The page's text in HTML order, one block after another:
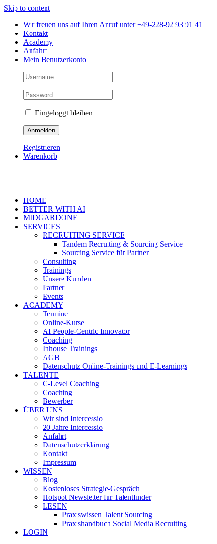
Skip to content
Wir freuen uns auf Ihren Anruf unter +49-228-92 93 91 41
Kontakt
Academy
Anfahrt
Mein Benutzerkonto
Eingeloggt bleiben
Registrieren
Warenkorb
HOME
BETTER WITH AI
MIDGARDONE
SERVICES
RECRUITING SERVICE
Tandem Recruiting & Sourcing Service
Sourcing Service für Partner
Consulting
Trainings
Unsere Kunden
Partner
Events
ACADEMY
Termine
Online-Kurse
AI People-Centric Innovator
Coaching
Inhouse Trainings
AGB
Datenschutz Online-Trainings und E-Learnings
TALENTE
C-Level Coaching
Coaching
Bewerber
ÜBER UNS
Wir sind Intercessio
20 Jahre Intercessio
Anfahrt
Datenschutzerklärung
Kontakt
Impressum
WISSEN
Blog
Kostenloses Strategie-Gespräch
Hotspot Newsletter für Talentfinder
LESEN
Praxiswissen Talent Sourcing
Praxishandbuch Social Media Recruiting
LOGIN